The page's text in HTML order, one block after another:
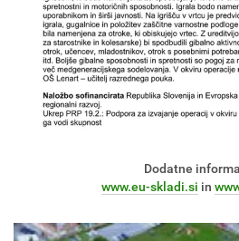
Dodatne
www.eu-skladi.si in